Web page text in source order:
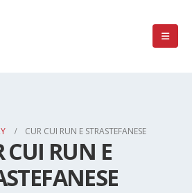
CUR CUI RUN E STRASTEFANESE
CUI RUN E